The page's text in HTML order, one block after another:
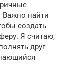
Важно найти
создать
Я считаю,
друг